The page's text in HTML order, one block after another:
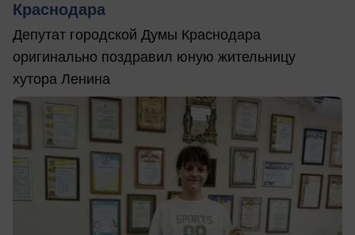
Краснодара
Депутат городской Думы Краснодара
оригинально поздравил юную жительницу
хутора Ленина